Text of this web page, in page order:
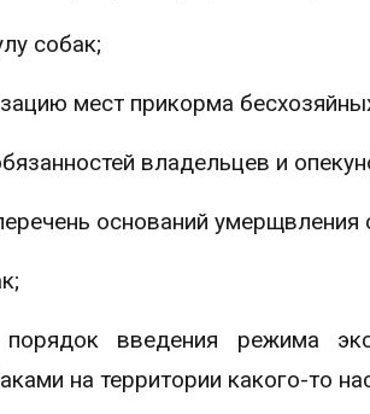
собак;
мест прикорма
владельцев и
оснований умерщвления
порядок введения режима
на территории какого-то